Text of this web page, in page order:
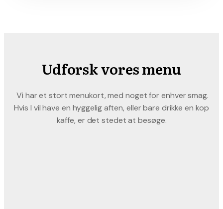
Udforsk vores menu
Vi har et stort menukort, med noget for enhver smag.
Hvis I vil have en hyggelig aften, eller bare drikke en kop
kaffe, er det stedet at besøge.